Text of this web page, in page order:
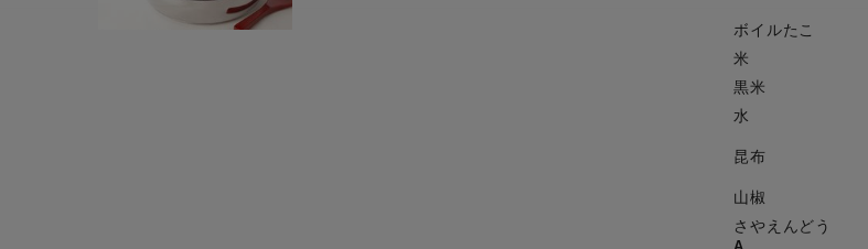
衣類スチーマーアイロン兼用タイプ
衣類スチーマー専用タイプ(1way)
スチームアイロン
衣類スチーマーアイロン兼用タイプ
衣類スチーマー専用タイプ(1way)一
ボイルたこ
米
黒米
水
昆布
山椒
さやえんどう